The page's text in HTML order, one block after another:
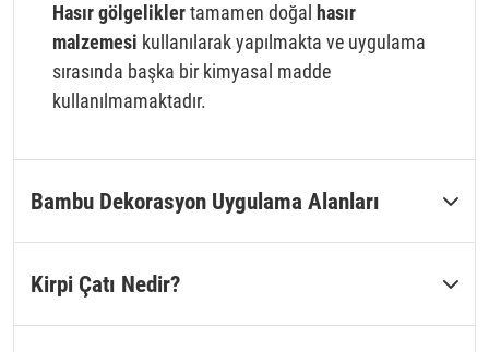
Hasır gölgeliklertamamen doğal hasır
malzemesi kullanılarak yapılmakta ve uygulama
sırasında başka bir kimyasal madde
kullanılmamaktadır.
Bambu Dekorasyon Uygulama Alanları
Kirpi Çatı Nedir?